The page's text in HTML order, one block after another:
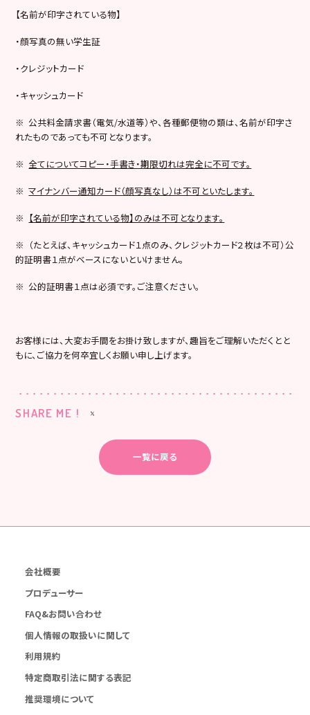
【名前が印字されている物】
・顔写真の無い学生証
・クレジットカード
・キャッシュカード
※ 公共料金請求書（電気/水道等）や、各種郵便物の類は、名前が印字さ
れたものであっても不可となります。
※ 全てについてコピー・手書き・期限切れは完全に不可です。
※マイナンバー通知カード（顔写真なし）は不可といたします。
※ 【名前が印字されている物】のみは不可となります。
※ （たとえば、キャッシュカード１点のみ、クレジットカード２枚は不可）公
的証明書１点がベースにないといけません。
※ 公的証明書１点は必須です。ご注意ください。
お客様には、大変お手間をお掛け致しますが、趣旨をご理解いただくとと
もに、ご協力を何卒宜しくお願い申し上げます。
SHARE ME !
一覧に戻る
会社概要
プロデューサー
FAQ&お問い合わせ
個人情報の取扱いに関して
利用規約
特定商取引法に関する表記
推奨環境について